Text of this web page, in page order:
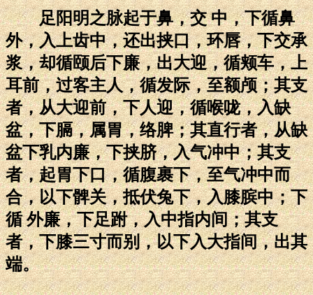
足阳明之脉起于鼻，交 中，下循鼻
外，入上齿中，还出挟口，环唇，下交承
浆，却循颐后下廉，出大迎，循颊车，上
耳前，过客主人，循发际，至额颅；其支
者，从大迎前，下人迎，循喉咙，入缺
盆，下膈，属胃，络脾；其直行者，从缺
盆下乳内廉，下挟脐，入气冲中；其支
者，起胃下口，循腹裹下，至气冲中而
合，以下髀关，抵伏兔下，入膝膑中；下
循 外廉，下足跗，入中指内间；其支
者，下膝三寸而别，以下入大指间，出其
端。